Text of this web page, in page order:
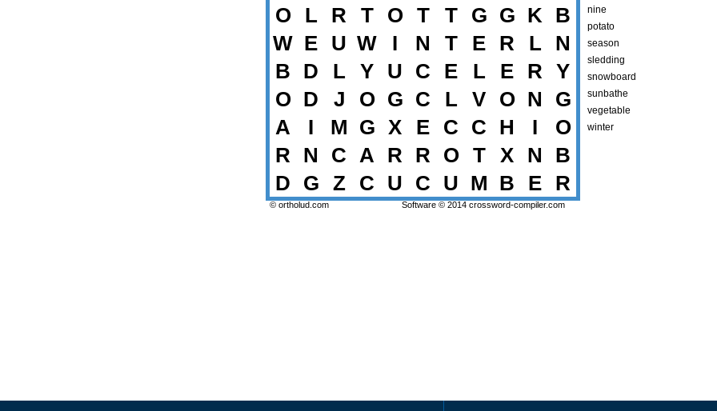
nine
potato
season
sledding
snowboard
sunbathe
vegetable
winter
O
W
B
O
A
R
D
L
E
D
D
I
N
G
R
U
L
J
M
C
Z
T
W
Y
O
G
A
C
O
I
U
G
X
R
U
T
N
C
C
E
R
C
T
T
E
L
C
O
U
G
E
L
V
C
T
M
G
R
E
O
H
X
B
K
L
R
N
I
N
E
B
N
Y
G
O
B
R
Software © 2014 crossword-compiler.com
© ortholud.com